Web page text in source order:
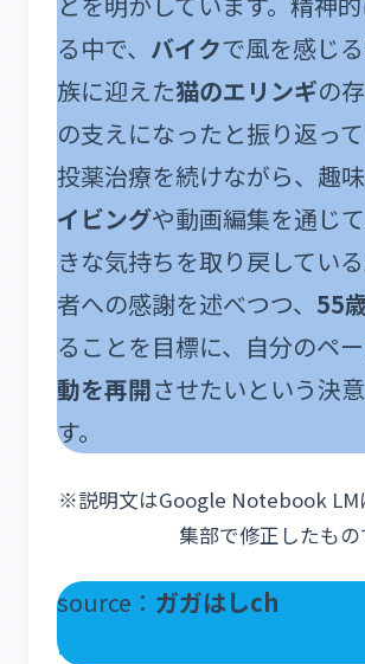
る中で、 バイクで風を感じ
族に迎えた猫のエリンギの
の支えになったと振り返っ
投薬治療を続けながら、趣
イビングや動画編集を通じ
きな気持ちを取り戻してい
者への感謝を述べつつ、 55
ることを目標に、自分のペ
動を再開させたいという決
す。
※説明文はGoogle Notebook LM
集部で修正したもの
source： ガガはしch
https://www.youtube.com/